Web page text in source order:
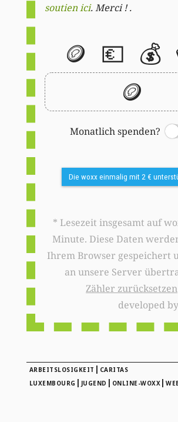
soutien ici. Merci ! .
🪙 💶 💰
🪙
Monatlich spenden?
Switch
Die woxx einmalig mit 2 €
* Lesezeit insgesamt auf
Minute. Diese Daten
Ihrem Browser gespeichert
an unsere Server
Zähler zurücksetzen
developed
ARBEITSLOSIGKEIT | CARITAS
LUXEMBOURG | JUGEND | ONLINE-WOXX |